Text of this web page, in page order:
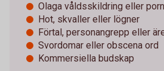
Olaga våldsskildring eller
Hot, skvaller eller lögner
Förtal, personangrepp eller
Svordomar eller obscena ord
Kommersiella budskap